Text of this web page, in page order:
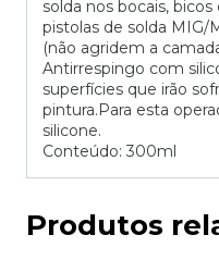
solda nos bocais,
pistolas de solda MIG/
(não agridem a
Antirrespingo com
superfícies que irão
pintura.Para esta
silicone.
Conteúdo: 300ml
Produtos